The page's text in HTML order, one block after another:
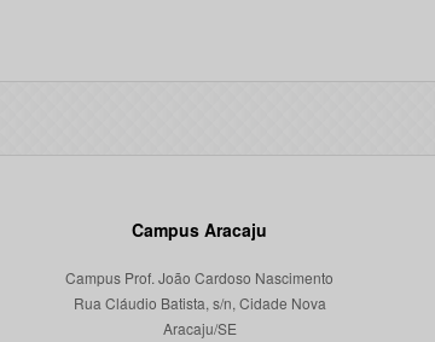
Campus Aracaju
Campus Prof. João Cardoso Nascimento
Rua Cláudio Batista, s/n, Cidade Nova
Aracaju/SE